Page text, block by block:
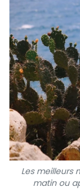
Les meilleurs
matin ou